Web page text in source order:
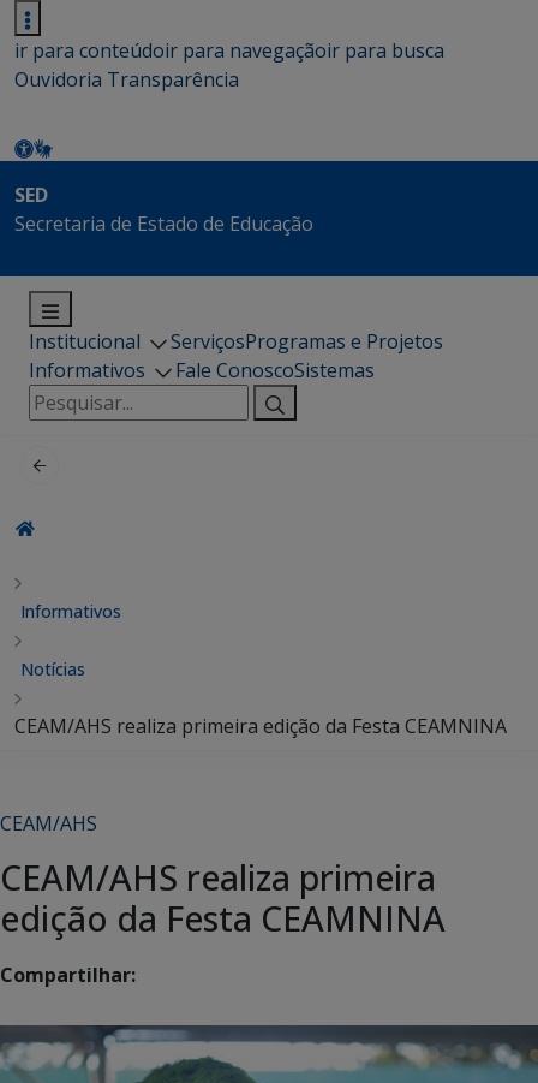
ir para conteúdoir para navegaçãoir para busca
Ouvidoria Transparência
SED
Secretaria de Estado de Educação
Institucional ServiçosProgramas e Projetos
Informativos
Fale ConoscoSistemas
Pesquisar
por:
Informativos
Notícias
CEAM/AHS realiza primeira edição da Festa CEAMNINA
CEAM/AHS
CEAM/AHS realiza primeira
edição da Festa CEAMNINA
Compartilhar: